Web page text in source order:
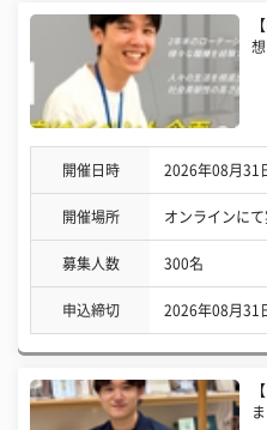
開催日時 2026年08月31
開催場所 オンラインに
募集人数 300名
申込締切 2026年08月31